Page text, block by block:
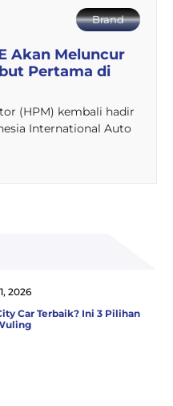
Brand
Akan Meluncur
Pertama di
(HPM) kembali hadir
International Auto
Car Terbaik? Ini 3 Pilihan
2026